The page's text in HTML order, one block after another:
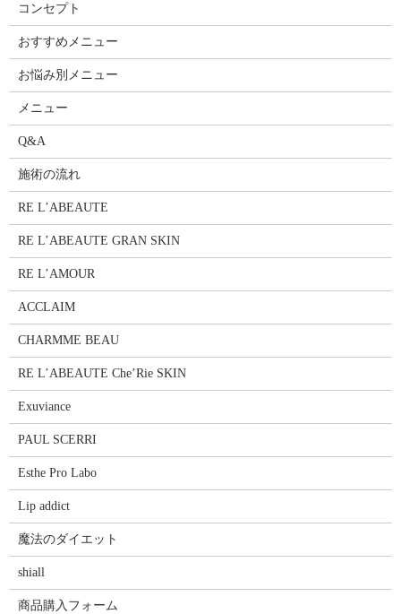
コンセプト
おすすめメニュー
お悩み別メニュー
メニュー
Q&A
施術の流れ
RE L’ABEAUTE
RE L’ABEAUTE GRAN SKIN
RE L’AMOUR
ACCLAIM
CHARMME BEAU
RE L’ABEAUTE Che’Rie SKIN
Exuviance
PAUL SCERRI
Esthe Pro Labo
Lip addict
魔法のダイエット
shiall
商品購入フォーム